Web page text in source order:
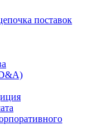
поставок